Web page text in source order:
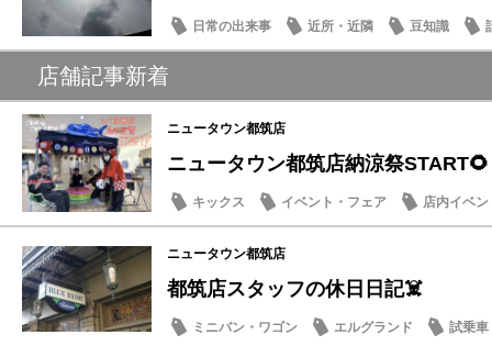
日常の出来事 近所・近隣 豆知識
店舗記事新着
ニュータウン都筑店
ニュータウン都筑店納涼祭START🌻
キックス イベント・フェア
店内イベン
季節のメンテナンス
ニュータウン都筑店
都筑店スタッフの休日日記☠️
ミニバン・ワゴン エルグランド
試乗車